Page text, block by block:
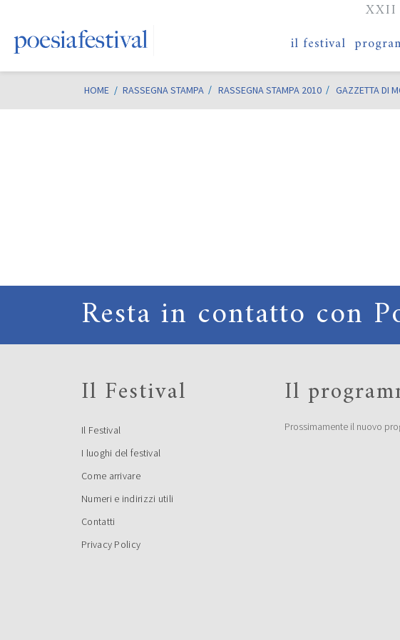
XXII
il festival
HOME / RASSEGNA STAMPA RASSEGNA STAMPA 2010 GAZZETTA DI
Resta in contatto con
Il Festival
Il Festival
I luoghi del festival
Come arrivare
Numeri e indirizzi utili
Contatti
Privacy Policy
Il
Prossimamente il nuovo